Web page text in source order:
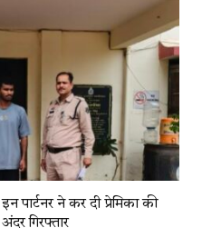
पार्टनर ने कर दी प्रेमिका की
गिरफ्तार